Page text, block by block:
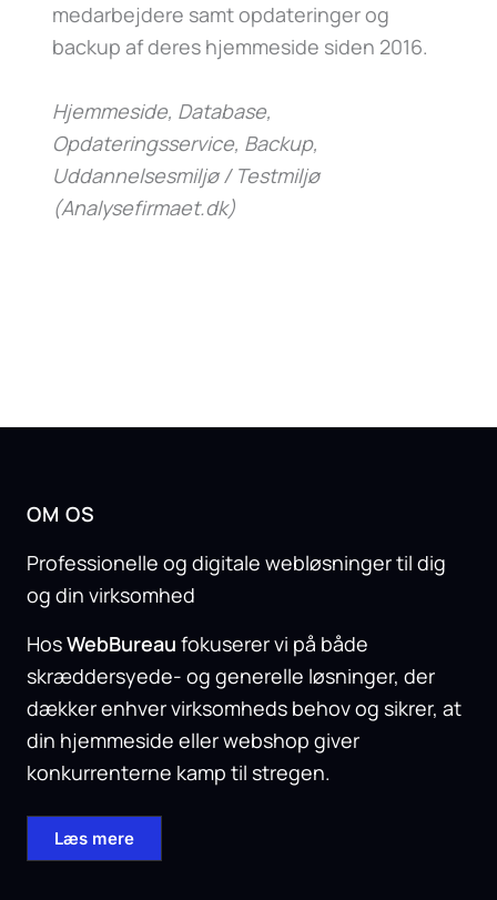
medarbejdere samt opdateringer og
backup af deres hjemmeside siden 2016.
Hjemmeside, Database,
Opdateringsservice, Backup,
Uddannelsesmiljø / Testmiljø
(Analysefirmaet.dk)
OM OS
Professionelle og digitale webløsninger til dig
og din virksomhed
HosWebBureau fokuserer vi på både
skræddersyede- og generelle løsninger, der
dækker enhver virksomheds behov og sikrer, at
din hjemmeside eller webshop giver
konkurrenterne kamp til stregen.
Læs mere